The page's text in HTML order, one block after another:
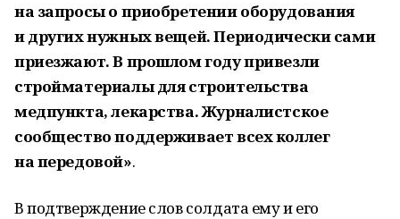
на запросы о приобретении оборудования
и других нужных вещей. Периодически сами
приезжают. В прошлом году привезли
стройматериалы для строительства
медпункта, лекарства. Журналистское
сообщество поддерживает всех коллег
на передовой».
В подтверждение слов солдата ему и его